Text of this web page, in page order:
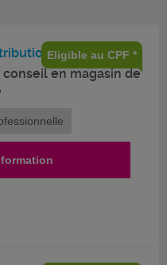
en magasin de
Eligible au CPF *